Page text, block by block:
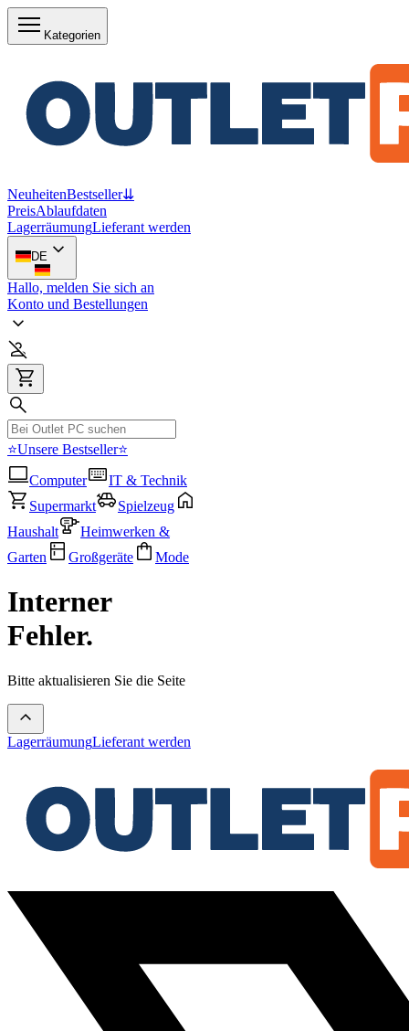
Kategorien
NeuheitenBestseller⇊
PreisAblaufdaten
LagerräumungLieferant werden
DE
Hallo, melden Sie sich an
Konto und Bestellungen
⭐Unsere Bestseller⭐
Computer
IT & Technik
Supermarkt
Spielzeug
Haushalt
Heimwerken &
Garten
Großgeräte Mode
Interner
Fehler.
Bitte aktualisieren Sie die Seite
LagerräumungLieferant werden